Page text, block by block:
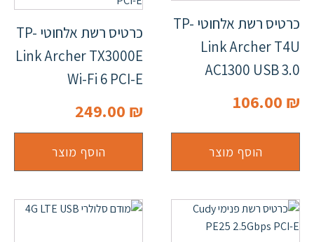
כרטיס רשת אלחוטי TP-
Link Archer T4U
AC1300 USB 3.0
106.00 ₪
הוסף מוצר
כרטיס רשת אלחוטי TP-
Link Archer TX3000E
Wi-Fi 6 PCI-E
249.00 ₪
הוסף מוצר